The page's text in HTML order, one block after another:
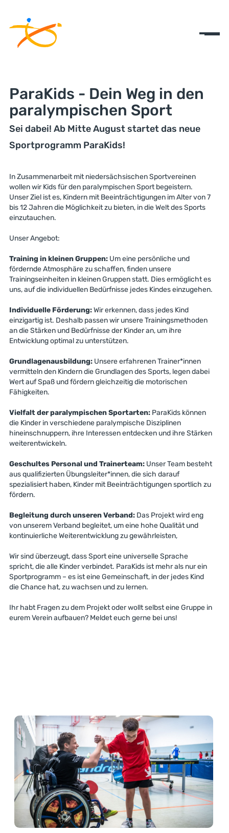
ParaKids - Dein Weg in den
paralympischen Sport
Sei dabei! Ab Mitte August startet das neue
Sportprogramm ParaKids!
In Zusammenarbeit mit niedersächsischen Sportvereinen
wollen wir Kids für den paralympischen Sport begeistern.
Unser Ziel ist es, Kindern mit Beeinträchtigungen im Alter von 7
bis 12 Jahren die Möglichkeit zu bieten, in die Welt des Sports
einzutauchen.
Unser Angebot:
Training in kleinen Gruppen:Um eine persönliche und
fördernde Atmosphäre zu schaffen, finden unsere
Trainingseinheiten in kleinen Gruppen statt. Dies ermöglicht es
uns, auf die individuellen Bedürfnisse jedes Kindes einzugehen.
Individuelle Förderung:Wir erkennen, dass jedes Kind
einzigartig ist. Deshalb passen wir unsere Trainingsmethoden
an die Stärken und Bedürfnisse der Kinder an, um ihre
Entwicklung optimal zu unterstützen.
Grundlagenausbildung: Unsere erfahrenen Trainer*innen
vermitteln den Kindern die Grundlagen des Sports, legen dabei
Wert auf Spaß und fördern gleichzeitig die motorischen
Fähigkeiten.
Vielfalt der paralympischen Sportarten:ParaKids können
die Kinder in verschiedene paralympische Disziplinen
hineinschnuppern, ihre Interessen entdecken und ihre Stärken
weiterentwickeln.
Geschultes Personal und Trainerteam: Unser Team besteht
aus qualifizierten Übungsleiter*innen, die sich darauf
spezialisiert haben, Kinder mit Beeinträchtigungen sportlich zu
fördern.
Begleitung durch unseren Verband: Das Projekt wird eng
von unserem Verband begleitet, um eine hohe Qualität und
kontinuierliche Weiterentwicklung zu gewährleisten,
Wir sind überzeugt, dass Sport eine universelle Sprache
spricht, die alle Kinder verbindet. ParaKids ist mehr als nur ein
Sportprogramm – es ist eine Gemeinschaft, in der jedes Kind
die Chance hat, zu wachsen und zu lernen.
Ihr habt Fragen zu dem Projekt oder wollt selbst eine Gruppe in
eurem Verein aufbauen? Meldet euch gerne bei uns!